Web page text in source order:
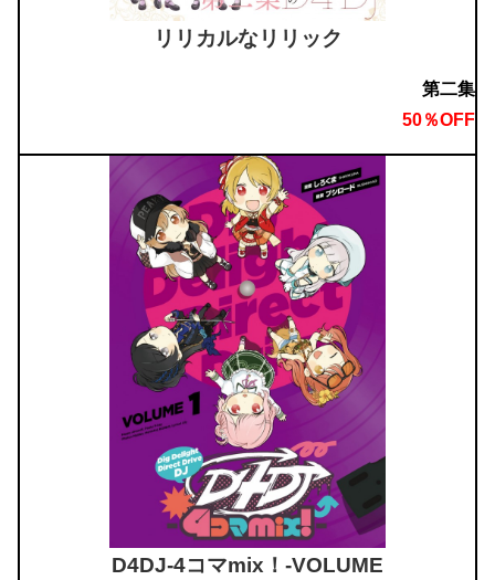
リリカルなリリック
第二集
50％OFF
D4DJ-4コマmix！-VOLUME